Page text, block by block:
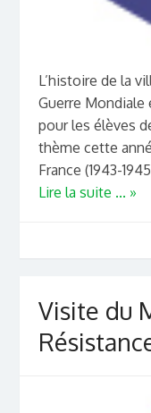
L’histoire de la
Guerre
pour les élèves
thème cette
France (1943-
Lire la suite ... »
Visite du